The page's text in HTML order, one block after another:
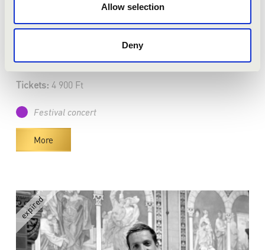
Allow selection
Deny
Keszthely - Keszthelyi Magyarok Nagyasszonya-
SZOKOLAY DONGÓ BALÁZS: FOHÁSZ
Tickets: 4 900 Ft
Festival concert
More